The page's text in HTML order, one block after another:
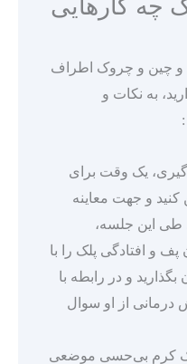
چه کارهایی
و چین و چروک اطراف
به نکات و
یک وقت برای
و جهت معاینه
طی این جلسه،
پف و افتادگی پلک را با
و در رابطه با
درمانی از او سوال
کرم بی‌حسی موضعی